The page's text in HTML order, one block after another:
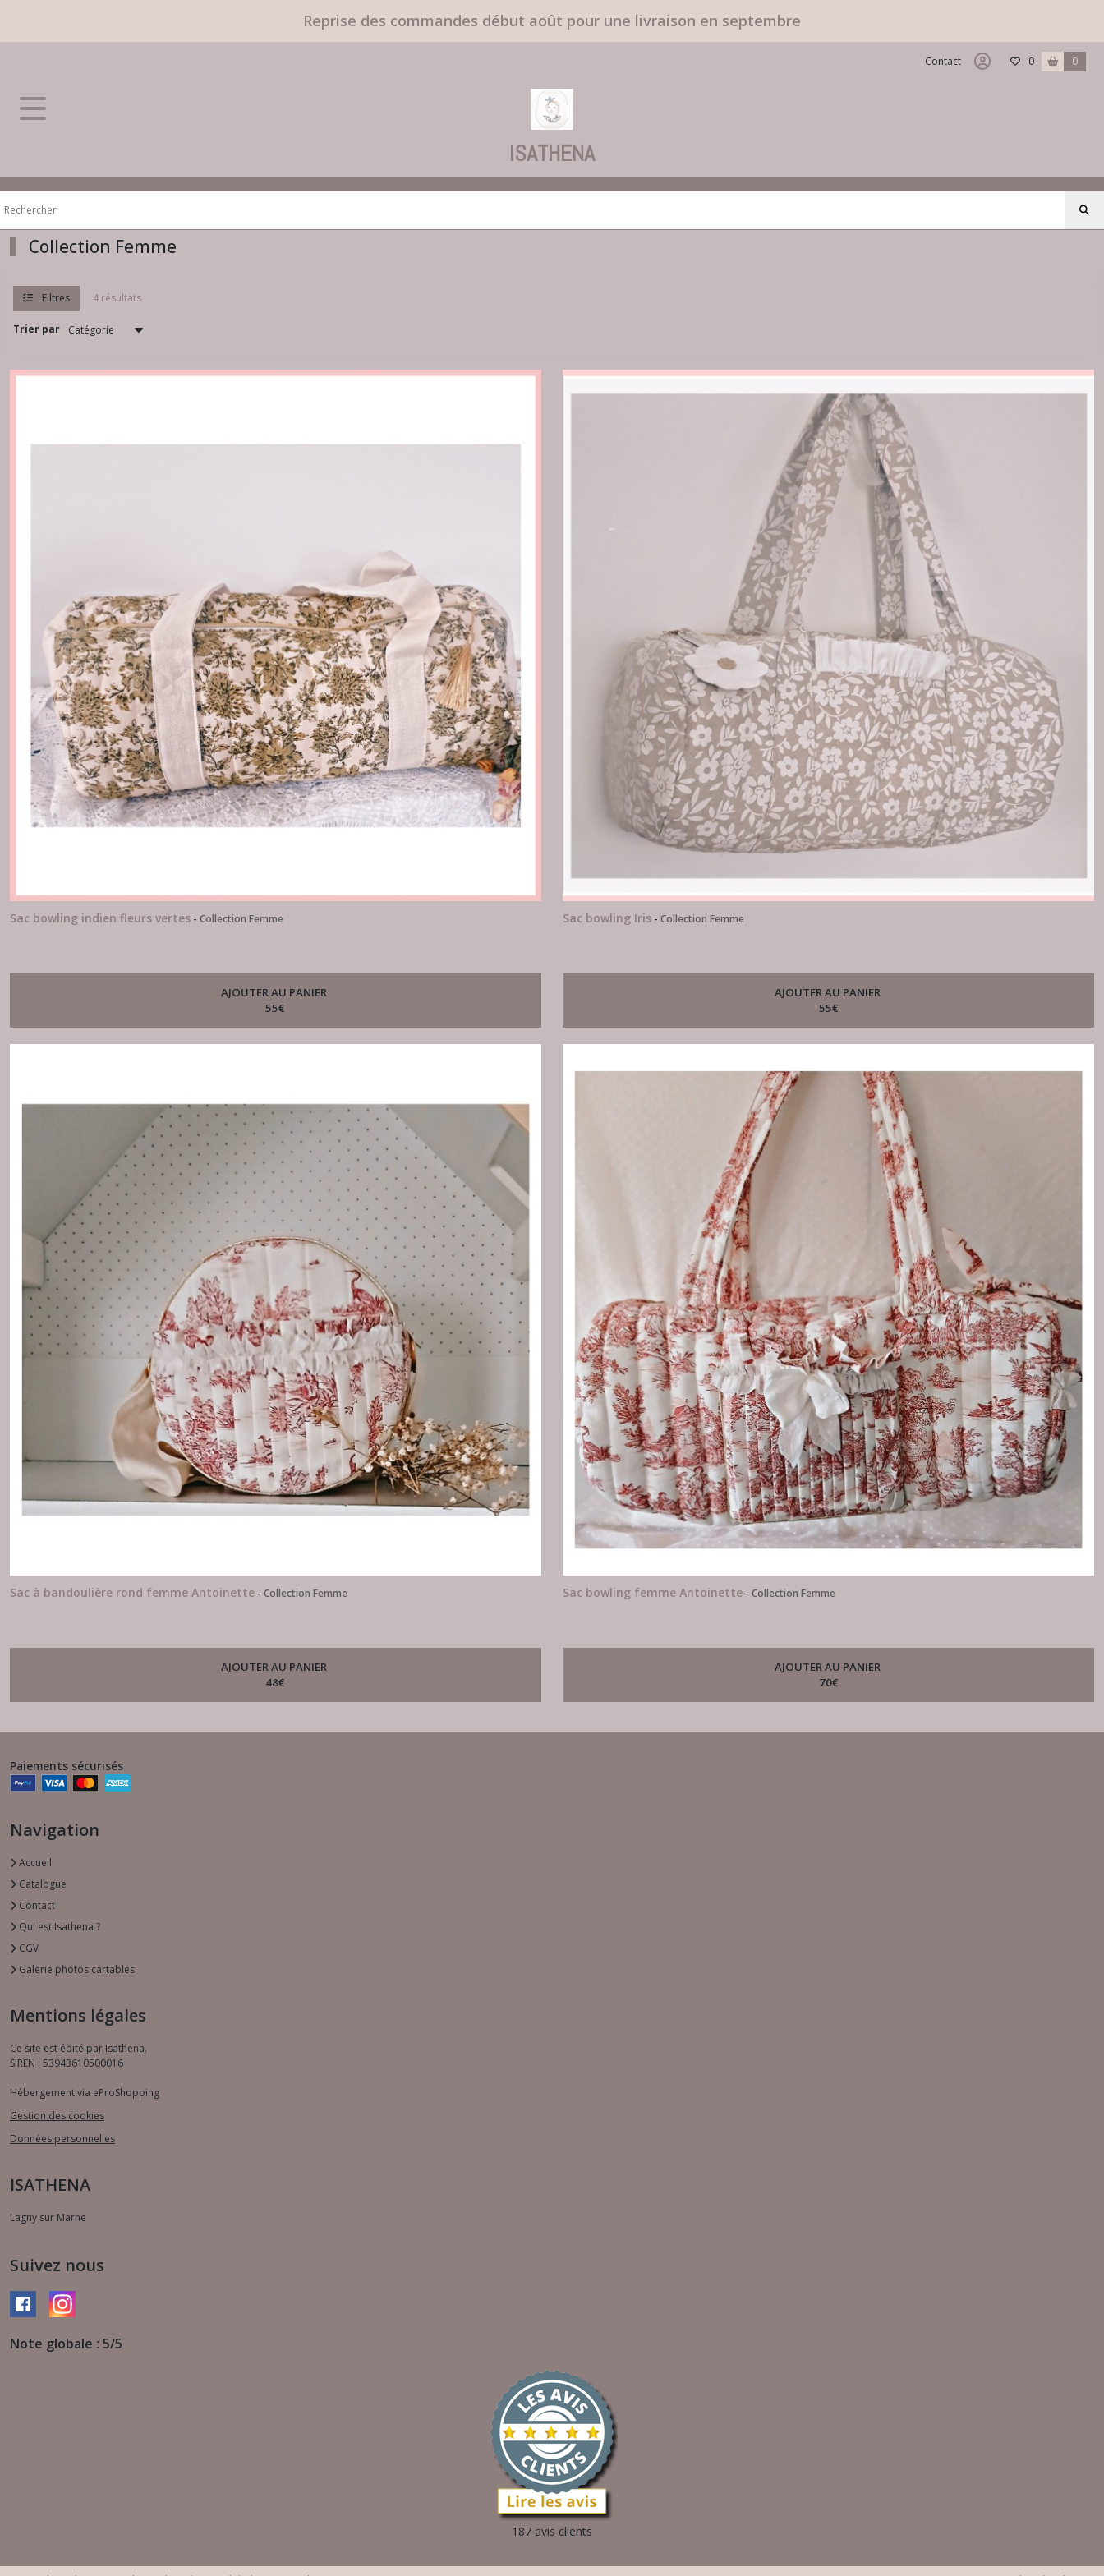
Reprise des commandes début août pour une livraison en septembre
Contact 0 0
ISATHENA
Collection Femme
Filtres 4 résultats
Trier par
Sac bowling indien fleurs vertes - Collection Femme
AJOUTER AU PANIER
55€
Sac bowling Iris -Collection Femme
AJOUTER AU PANIER
55€
Sac à bandoulière rond femme Antoinette - Collection Femme
AJOUTER AU PANIER
48€
Sac bowling femme Antoinette -Collection Femme
AJOUTER AU PANIER
70€
Tous
les
résultats
Paiements sécurisés
Navigation
Accueil
Catalogue
Contact
Qui est Isathena ?
CGV
Galerie photos cartables
Mentions légales
Ce site est édité par Isathena.
SIREN : 53943610500016
Hébergement via eProShopping
Gestion des cookies
Données personnelles
ISATHENA
Lagny sur Marne
Suivez nous
Note globale : 5/5
187 avis clients